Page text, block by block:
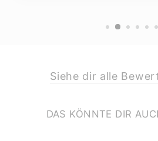
Siehe dir alle
DAS KÖNNTE DIR